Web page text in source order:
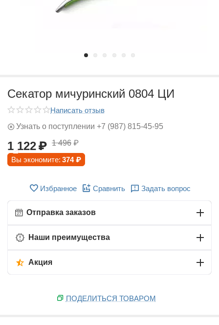
Секатор мичуринский 0804 ЦИ
Написать отзыв
Узнать о поступлении +7 (987) 815-45-95
1 122₽ 1 496 ₽
Вы экономите: 374 ₽
Избранное Сравнить Задать вопрос
Отправка заказов
Наши преимущества
Акция
ПОДЕЛИТЬСЯ ТОВАРОМ